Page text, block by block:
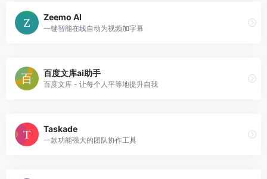
Zeemo AI
一键智能在线自动为视频加字幕
百度文库ai助手
百度文库 - 让每个人平等地提升自我
Taskade
一款功能强大的团队协作工具